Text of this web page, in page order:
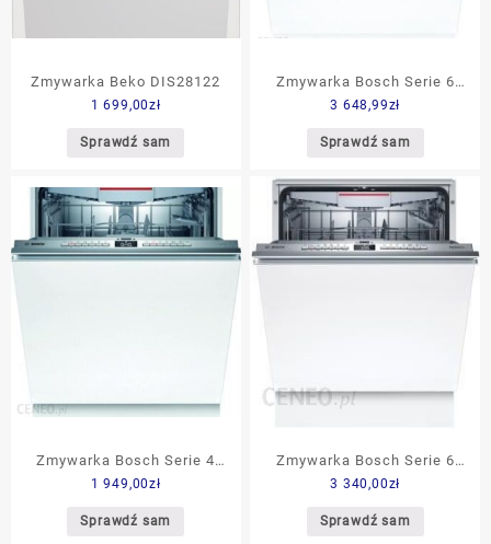
Zmywarka Beko DIS28122
1 699,00zł
Sprawdź sam
Zmywarka Bosch Serie 6
Strefa ExtraClean
SBD6ECX57E
3 648,99zł
Sprawdź sam
Zmywarka Bosch Serie 4
Home Connect
SMV4HVX31E
1 949,00zł
Sprawdź sam
Zmywarka Bosch Serie 6
PerfectDry Zeolith
SMV6ZCX00E
3 340,00zł
Sprawdź sam